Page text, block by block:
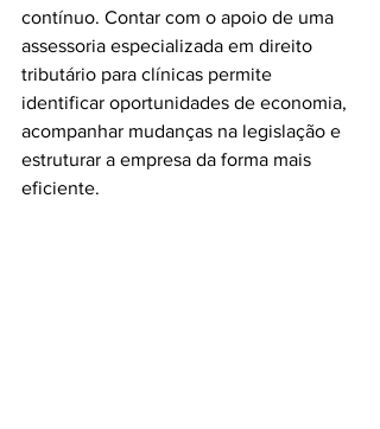
contínuo. Contar com o apoio de uma
assessoria especializada em direito
tributário para clínicas permite
identificar oportunidades de economia,
acompanhar mudanças na legislação e
estruturar a empresa da forma mais
eficiente.